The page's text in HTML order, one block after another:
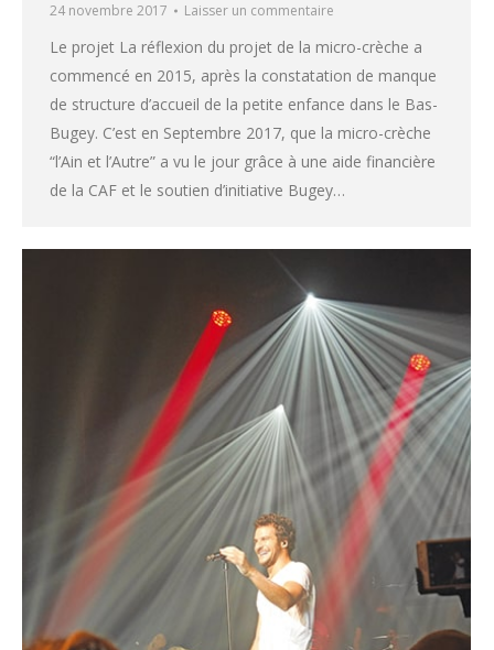
24 novembre 2017
Laisser un commentaire
Le projet La réflexion du projet de la micro-crèche a
commencé en 2015, après la constatation de manque
de structure d’accueil de la petite enfance dans le Bas-
Bugey. C’est en Septembre 2017, que la micro-crèche
“l’Ain et l’Autre” a vu le jour grâce à une aide financière
de la CAF et le soutien d’initiative Bugey…